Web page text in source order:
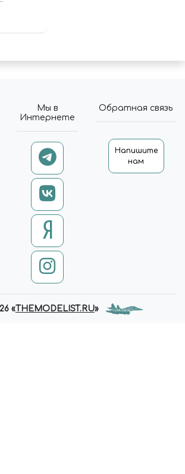
350 Х
Мы в
Интернете
Обратная связь
Напишите
нам
«THEMODELIST.RU»